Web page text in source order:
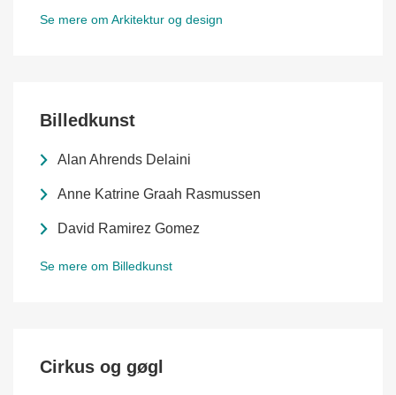
Se mere om Arkitektur og design
Billedkunst
Alan Ahrends Delaini
Anne Katrine Graah Rasmussen
David Ramirez Gomez
Se mere om Billedkunst
Cirkus og gøgl